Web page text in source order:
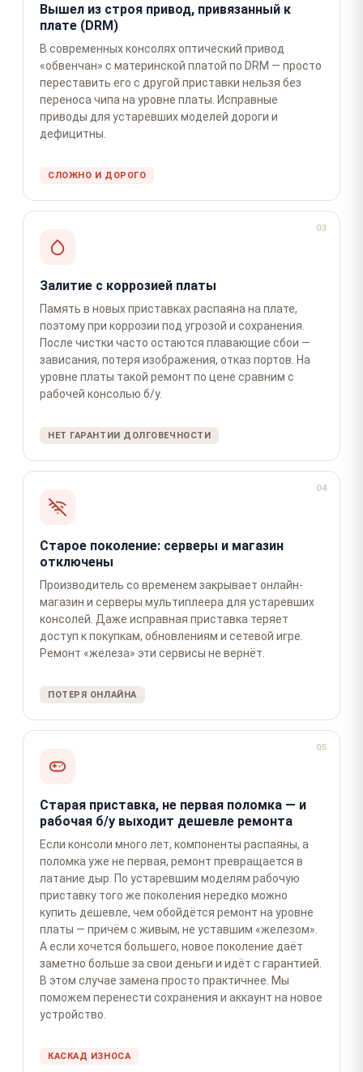
Вышел из строя привод, привязанный к
плате (DRM)
В современных консолях оптический привод
«обвенчан» с материнской платой по DRM — просто
переставить его с другой приставки нельзя без
переноса чипа на уровне платы. Исправные
приводы для устаревших моделей дороги и
дефицитны.
СЛОЖНО И ДОРОГО
03
Залитие с коррозией платы
Память в новых приставках распаяна на плате,
поэтому при коррозии под угрозой и сохранения.
После чистки часто остаются плавающие сбои —
зависания, потеря изображения, отказ портов. На
уровне платы такой ремонт по цене сравним с
рабочей консолью б/у.
НЕТ ГАРАНТИИ ДОЛГОВЕЧНОСТИ
04
Старое поколение: серверы и магазин
отключены
Производитель со временем закрывает онлайн-
магазин и серверы мультиплеера для устаревших
консолей. Даже исправная приставка теряет
доступ к покупкам, обновлениям и сетевой игре.
Ремонт «железа» эти сервисы не вернёт.
ПОТЕРЯ ОНЛАЙНА
05
Старая приставка, не первая поломка — и
рабочая б/у выходит дешевле ремонта
Если консоли много лет, компоненты распаяны, а
поломка уже не первая, ремонт превращается в
латание дыр. По устаревшим моделям рабочую
приставку того же поколения нередко можно
купить дешевле, чем обойдётся ремонт на уровне
платы — причём с живым, не уставшим «железом».
А если хочется большего, новое поколение даёт
заметно больше за свои деньги и идёт с гарантией.
В этом случае замена просто практичнее. Мы
поможем перенести сохранения и аккаунт на новое
устройство.
КАСКАД ИЗНОСА